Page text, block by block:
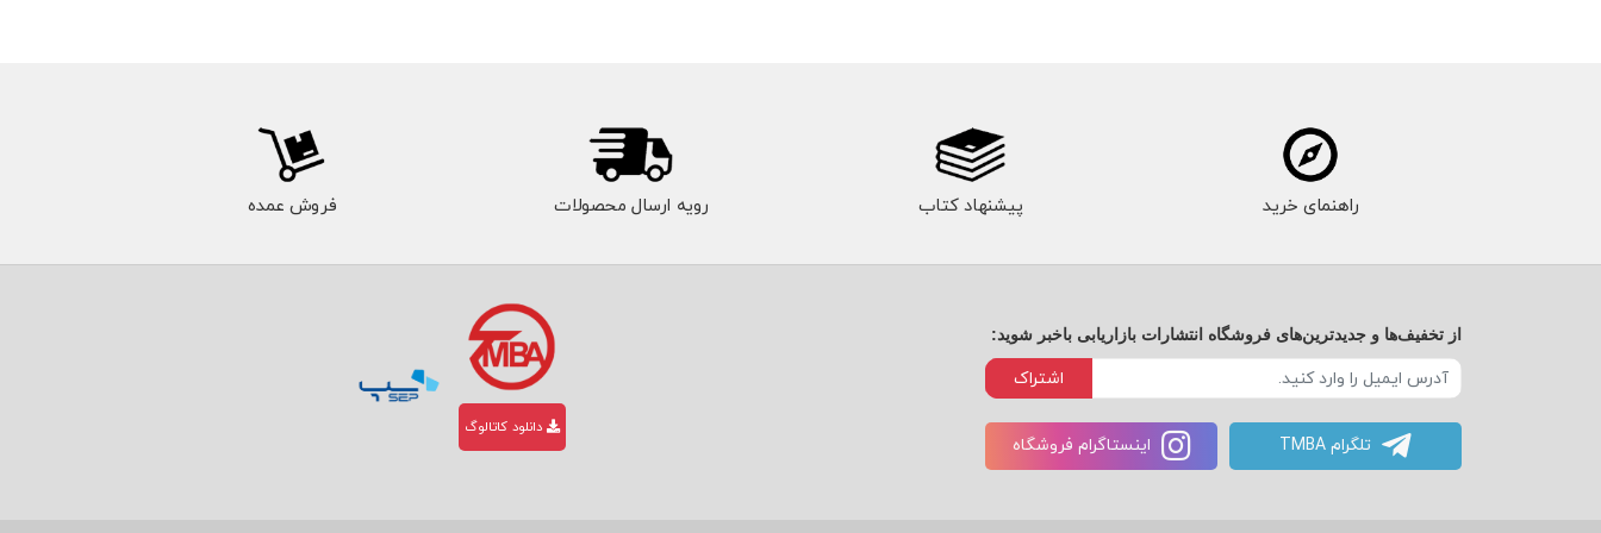
راهنمای خرید پیشنهاد کتاب رویه ارسال محصولات فروش عمده
از تخفیف‌ها و جدیدترین‌های فروشگاه انتشارات بازاریابی باخبر شوید:
اشتراک
تلگرام TMBA اینستاگرام فروشگاه
دانلود کاتالوگ